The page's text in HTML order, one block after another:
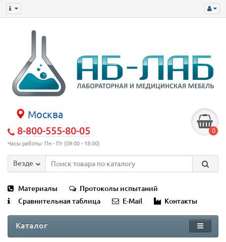
Москва
8-800-555-80-05
Часы работы: Пн - Пт (09:00 - 18:00)
0
Везде
Материалы
Протоколы испытаний
Сравнительная таблица
E-Mail Контакты
Каталог